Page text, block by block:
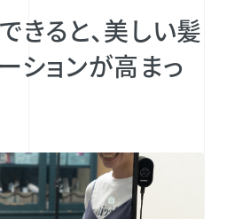
きると、美しい髪
ションが高まっ